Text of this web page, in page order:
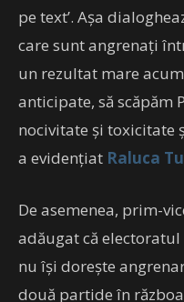
pe text’. Aşa
care sunt angrenaţi
un rezultat mare
anticipate, să scăpăm
nocivitate şi toxicitate
a evidenţiat Raluca
De asemenea, prim-
adăugat că electoratul
nu îşi doreşte
două partide în